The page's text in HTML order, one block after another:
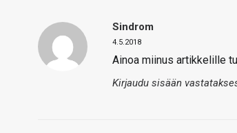
Sindrom
4.5.2018
Ainoa miinus artikkelille
Kirjaudu sisään